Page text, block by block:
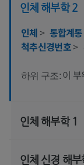
인체 해부학 2
인체> 통합계
척추신경번호>
하위 구조: 이
인체 해부학 1
인체 신경 해부